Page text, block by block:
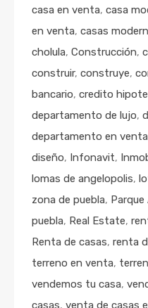
casa en venta, casa
en venta, casas
cholula, Construcción,
construir, construye,
bancario, credito
departamento de lujo,
departamento en venta
diseño, Infonavit,
lomas de angelopolis,
zona de puebla, Parque
puebla, Real Estate,
Renta de casas, renta
terreno en venta,
vendemos tu casa,
casas, venta de casas